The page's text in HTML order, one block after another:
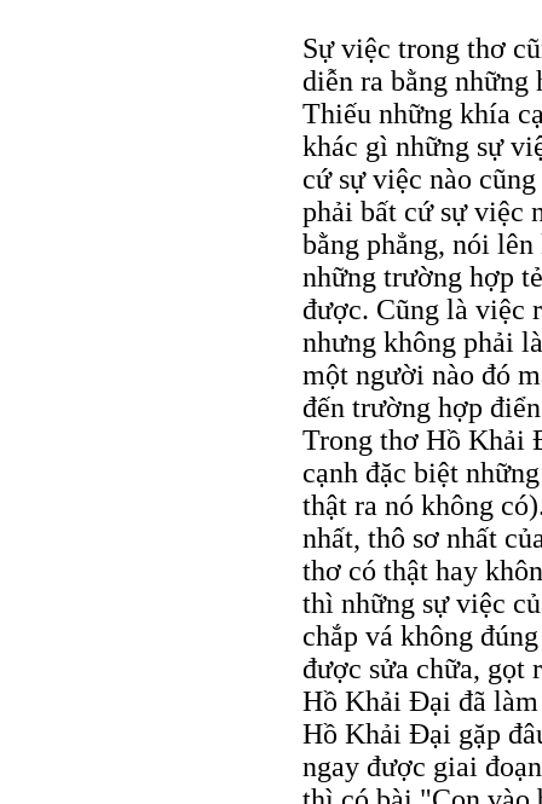
Sự việc trong thơ
diễn ra bằng những
Thiếu những khía
khác gì những sự
cứ sự việc nào
phải bất cứ sự việc
bằng phẳng, nói
những trường hợp
được. Cũng là việc
nhưng không phải
một người nào đó
đến trường hợp
Trong thơ Hồ Khải
cạnh đặc biệt
thật ra nó không
nhất, thô sơ nhất
thơ có thật hay
thì những sự việc
chắp vá không
được sửa chữa, gọt
Hồ Khải Đại đã
Hồ Khải Đại gặp
ngay được giai